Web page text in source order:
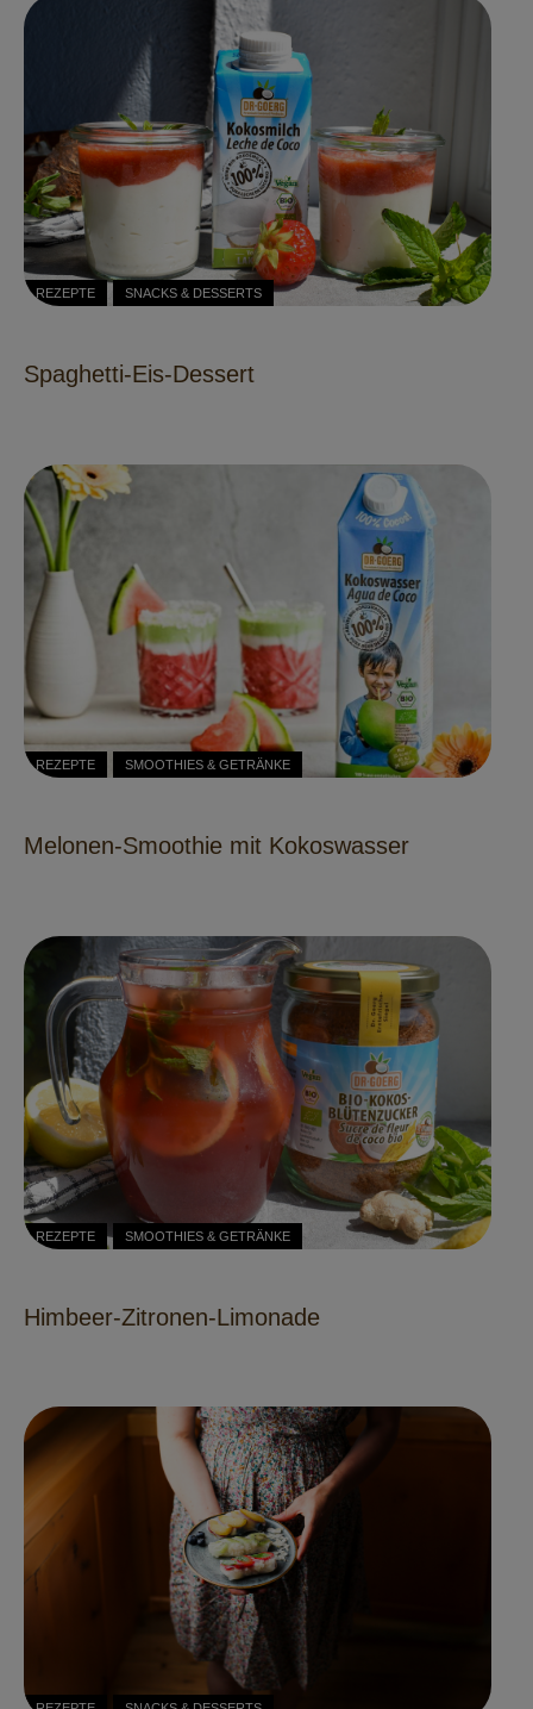
REZEPTE SNACKS & DESSERTS
Spaghetti-Eis-Dessert
REZEPTE SMOOTHIES & GETRÄNKE
Melonen-Smoothie mit Kokoswasser
REZEPTE SMOOTHIES & GETRÄNKE
Himbeer-Zitronen-Limonade